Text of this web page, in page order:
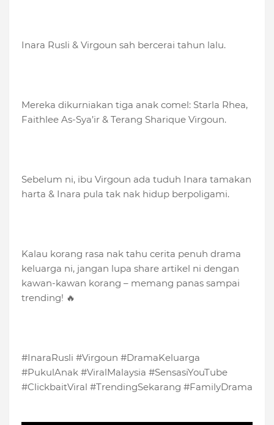
Inara Rusli & Virgoun sah bercerai tahun lalu.
Mereka dikurniakan tiga anak comel: Starla Rhea,
Faithlee As-Sya’ir & Terang Sharique Virgoun.
Sebelum ni, ibu Virgoun ada tuduh Inara tamakan
harta & Inara pula tak nak hidup berpoligami.
Kalau korang rasa nak tahu cerita penuh drama
keluarga ni, jangan lupa share artikel ni dengan
kawan-kawan korang – memang panas sampai
trending! 🔥
#InaraRusli #Virgoun #DramaKeluarga
#PukulAnak #ViralMalaysia #SensasiYouTube
#ClickbaitViral #TrendingSekarang #FamilyDrama